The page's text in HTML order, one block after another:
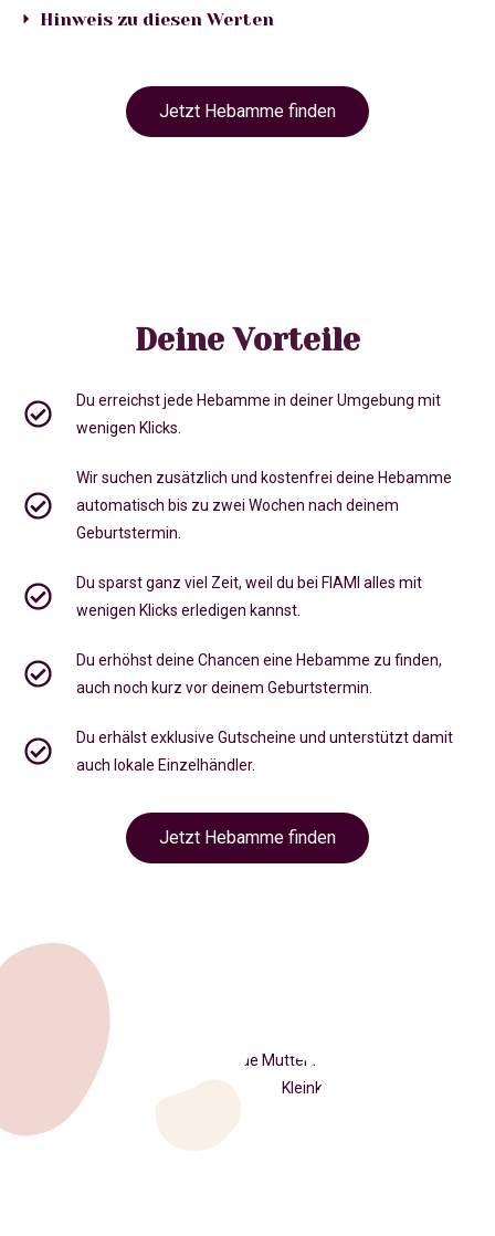
Hinweis zu diesen Werten
Jetzt Hebamme finden
Deine Vorteile
Du erreichst jede Hebamme in deiner Umgebung mit
wenigen Klicks.
Wir suchen zusätzlich und kostenfrei deine Hebamme
automatisch bis zu zwei Wochen nach deinem
Geburtstermin.
Du sparst ganz viel Zeit, weil du bei FIAMI alles mit
wenigen Klicks erledigen kannst.
Du erhöhst deine Chancen eine Hebamme zu finden,
auch noch kurz vor deinem Geburtstermin
Du erhälst exklusive Gutscheine und unterstützt damit
auch lokale Einzelhändler.
Jetzt Hebamme finden